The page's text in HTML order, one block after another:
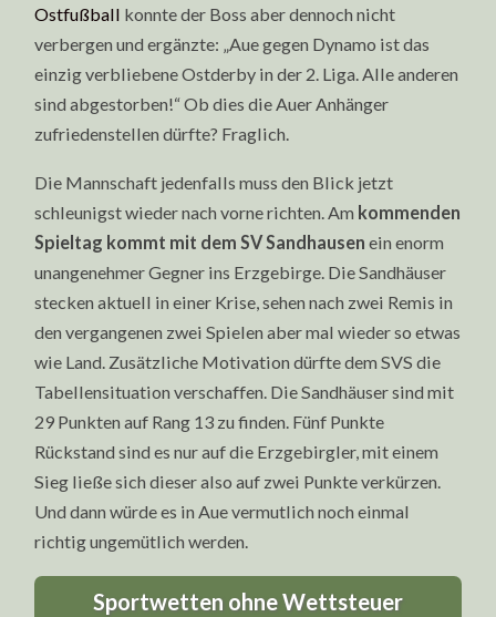
Ostfußball konnte der Boss aber dennoch nicht
verbergen und ergänzte: „Aue gegen Dynamo ist das
einzig verbliebene Ostderby in der 2. Liga. Alle anderen
sind abgestorben!“ Ob dies die Auer Anhänger
zufriedenstellen dürfte? Fraglich.
Die Mannschaft jedenfalls muss den Blick jetzt
schleunigst wieder nach vorne richten. Am kommenden
Spieltag kommt mit dem SV Sandhausen ein enorm
unangenehmer Gegner ins Erzgebirge. Die Sandhäuser
stecken aktuell in einer Krise, sehen nach zwei Remis in
den vergangenen zwei Spielen aber mal wieder so etwas
wie Land. Zusätzliche Motivation dürfte dem SVS die
Tabellensituation verschaffen. Die Sandhäuser sind mit
29 Punkten auf Rang 13 zu finden. Fünf Punkte
Rückstand sind es nur auf die Erzgebirgler, mit einem
Sieg ließe sich dieser also auf zwei Punkte verkürzen.
Und dann würde es in Aue vermutlich noch einmal
richtig ungemütlich werden.
Sportwetten ohne Wettsteuer